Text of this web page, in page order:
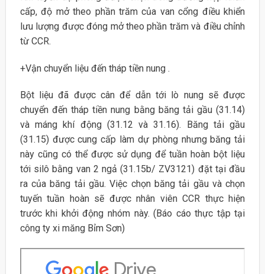
cấp, độ mở theo phần trăm của van cổng điều khiển
lưu lượng được đóng mở theo phần trăm và điều chỉnh
từ CCR.
+Vận chuyển liệu đến tháp tiền nung .
Bột liệu đã được cân để dẫn tới lò nung sẽ được
chuyển đến tháp tiền nung bằng băng tải gầu (31.14)
và máng khí động (31.12 và 31.16). Băng tải gầu
(31.15) được cung cấp làm dự phòng nhưng băng tải
này cũng có thể được sử dụng để tuần hoàn bột liệu
tới silô bằng van 2 ngả (31.15b/ ZV3121) đặt tại đầu
ra của băng tải gầu. Việc chọn băng tải gầu và chọn
tuyến tuần hoàn sẽ được nhân viên CCR thực hiện
trước khi khởi động nhóm này. (Báo cáo thực tập tại
công ty xi măng Bỉm Sơn)